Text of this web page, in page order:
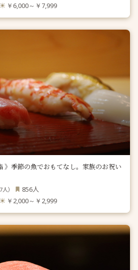
￥6,000～￥7,999
》季節の魚でおもてなし。家族のお祝い
人） 856人
￥2,000～￥2,999